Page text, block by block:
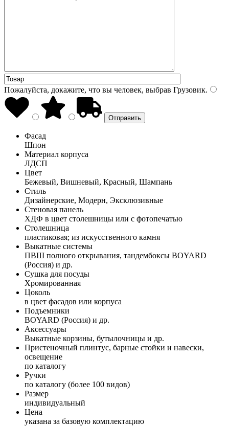
Пожалуйста, докажите, что вы человек, выбрав Грузовик.
Фасад
Шпон
Материал корпуса
ЛДСП
Цвет
Бежевый, Вишневый, Красный, Шампань
Стиль
Дизайнерские, Модерн, Эксклюзивные
Стеновая панель
ХДФ в цвет столешницы или с фотопечатью
Столешница
пластиковая; из искусственного камня
Выкатные системы
ПВШ полного открывания, тандембоксы BOYARD
(Россия) и др.
Сушка для посуды
Хромированная
Цоколь
в цвет фасадов или корпуса
Подъемники
BOYARD (Россия) и др.
Аксессуары
Выкатные корзины, бутылочницы и др.
Пристеночный плинтус, барные стойки и навески,
освещение
по каталогу
Ручки
по каталогу (более 100 видов)
Размер
индивидуальный
Цена
указана за базовую комплектацию